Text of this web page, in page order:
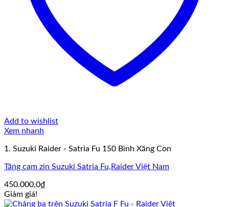
Add to wishlist
Xem nhanh
1. Suzuki Raider - Satria Fu 150 Bình Xăng Con
Tăng cam zin Suzuki Satria Fu,Raider Việt Nam
450.000,0₫
Giảm giá!